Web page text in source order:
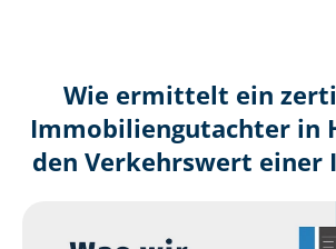
Wie ermittelt ein
Immobilien­gutachter in
den Verkehrswert einer